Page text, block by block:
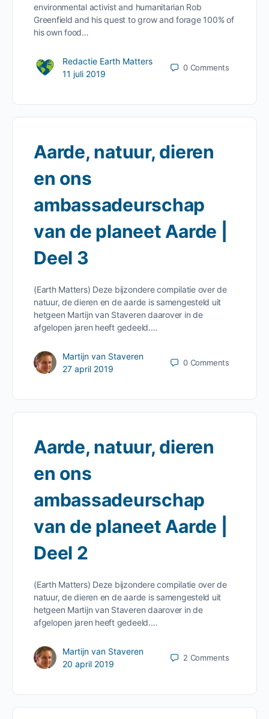
environmental activist and humanitarian Rob
Greenfield and his quest to grow and forage 100% of
his own food…
Redactie Earth Matters
11 juli 2019
0 Comments
Aarde, natuur, dieren
en ons
ambassadeurschap
van de planeet Aarde |
Deel 3
(Earth Matters) Deze bijzondere compilatie over de
natuur, de dieren en de aarde is samengesteld uit
hetgeen Martijn van Staveren daarover in de
afgelopen jaren heeft gedeeld.…
Martijn van Staveren
27 april 2019
0 Comments
Aarde, natuur, dieren
en ons
ambassadeurschap
van de planeet Aarde |
Deel 2
(Earth Matters) Deze bijzondere compilatie over de
natuur, de dieren en de aarde is samengesteld uit
hetgeen Martijn van Staveren daarover in de
afgelopen jaren heeft gedeeld.…
Martijn van Staveren
20 april 2019
2 Comments